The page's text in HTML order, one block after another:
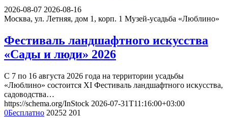
2026-08-07 2026-08-16
Москва, ул. Летняя, дом 1, корп. 1 Музей-усадьба «Люблино»
Фестиваль ландшафтного искусства
«Сады и люди» 2026
С 7 по 16 августа 2026 года на территории усадьбы
«Люблино» состоится XI Фестиваль ландшафтного искусства,
садоводства…
https://schema.org/InStock 2026-07-31T11:16:00+03:00
0Бесплатно 20252 201